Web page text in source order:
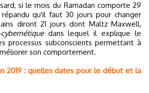
qu'il faut 30 jours pour changer
diront 21 jours dont Maltz Maxwell,
cybernétiquedans lequel il explique le
processus subconscients permettant à
son comportement.
2019 : quelles dates pour le début et la